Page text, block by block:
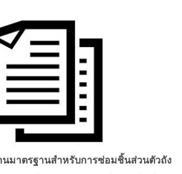
มาตรฐานสำหรับการซ่อมชิ้นส่วนตัวถัง